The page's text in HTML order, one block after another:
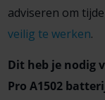
adviseren om
veilig te werken.
Dit heb je nodig
Pro A1502